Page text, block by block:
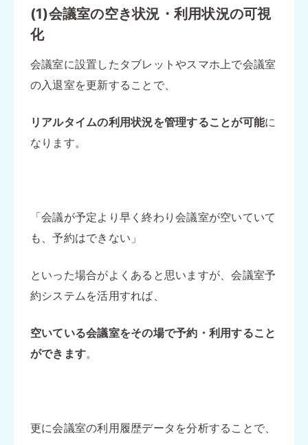
(1)会議室の空き状況・利用状況の可視
化
会議室に設置したタブレットやスマホ上で会議室
の入退室を更新することで、
リアルタイムの利用状況を管理することが可能に
なります。
「会議が予定より早く終わり会議室が空いていて
も、予約はできない」
といった場合がよくあると思いますが、会議室予
約システムを活用すれば、
空いている会議室をその場で予約・利用すること
ができます。
更に会議室の利用履歴データを分析することで、